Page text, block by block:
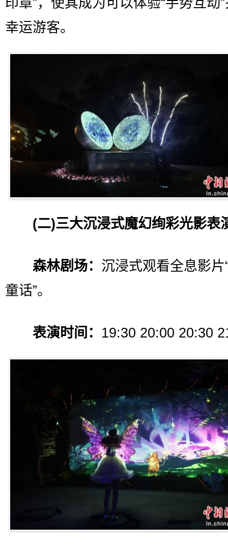
印章”，使其成为可以体验“手势互动
幸运游客。
(二)三大沉浸式魔幻绚彩光影表
森林剧场： 沉浸式观看全息影片
童话”。
表演时间： 19:30 20:00 20:30